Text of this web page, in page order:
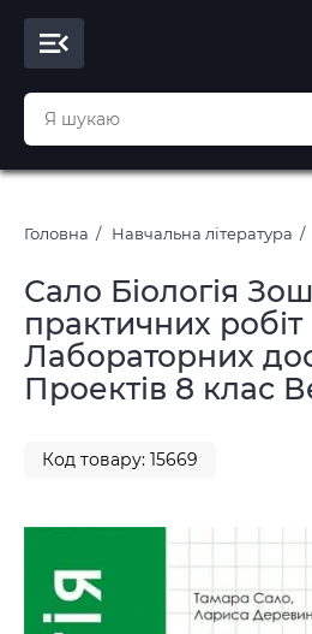
Головна Навчальна література
Сало Біологія
практичних робіт
Лабораторних
Проектів 8 клас
Код товару: 15669